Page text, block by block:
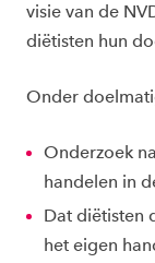
visie van de
diëtisten hun
Onder
Onderzoek
handelen in
Dat diëtisten
het eigen